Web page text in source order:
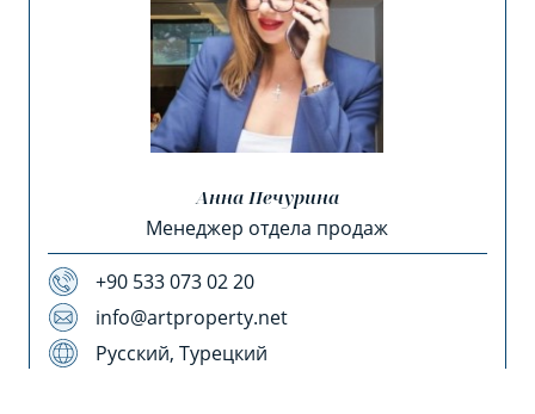
Анна Печурина
Менеджер отдела продаж
+90 533 073 02 20
info@artproperty.net
Русский, Турецкий